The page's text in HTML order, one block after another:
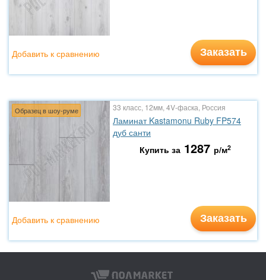
Заказать
Добавить к сравнению
Образец в шоу-руме 33 класс, 12мм, 4V-фаска, Россия
Ламинат Kastamonu Ruby FP574
дуб санти
Купить за 1287 р/м2
Заказать
Добавить к сравнению